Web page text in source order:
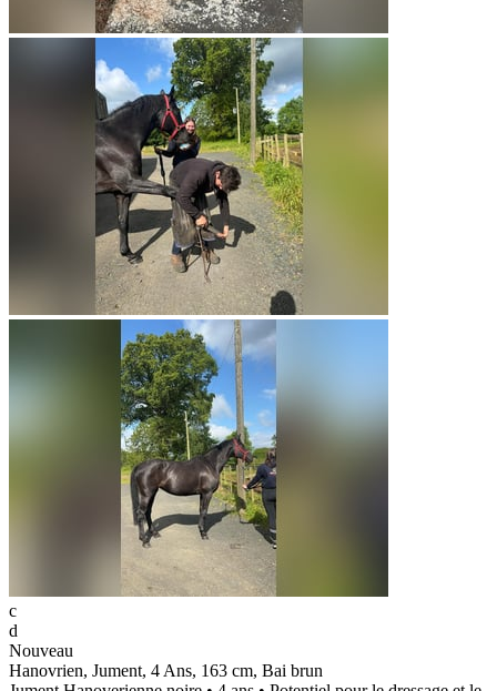
c
d
Nouveau
Hanovrien, Jument, 4 Ans, 163 cm, Bai brun